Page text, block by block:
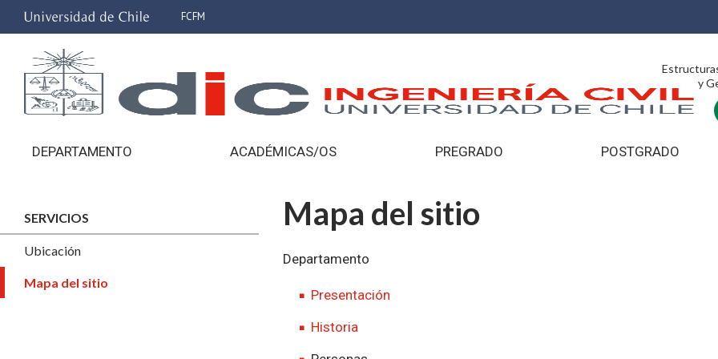
FCFM
y
DEPARTAMENTO ACADÉMICAS/OS PREGRADO POSTGRADO
SERVICIOS
Ubicación
Mapa del sitio
Mapa del sitio
Departamento
Presentación
Historia